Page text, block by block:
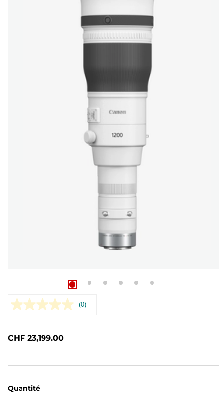
Aucune
(0)
CHF 23,199.00
Quantité